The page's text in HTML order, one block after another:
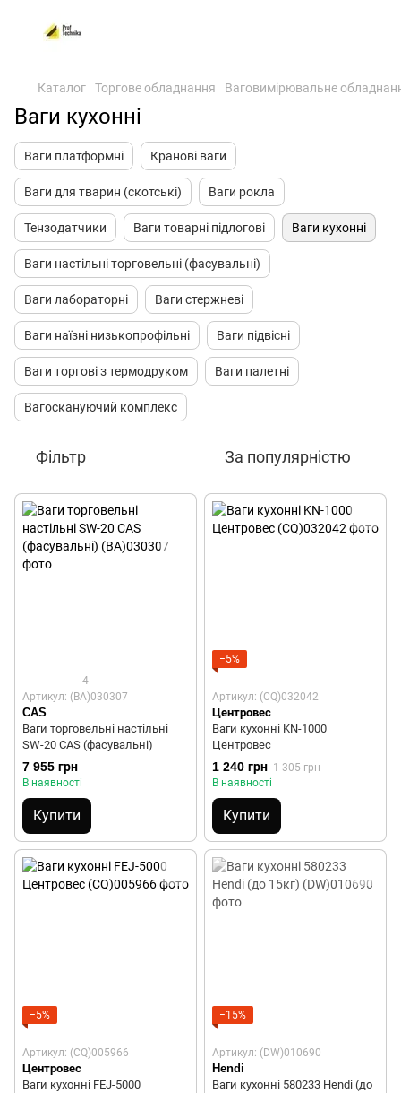
Каталог Торгове обладнання Ваговимірювальне
Ваги кухонні
Ваги платформні Кранові ваги
Ваги для тварин (скотські) Ваги рокла
Тензодатчики Ваги товарні підлогові Ваги кухонні
Ваги настільні торговельні (фасувальні)
Ваги лабораторні Ваги стержневі
Ваги наїзні низькопрофільні Ваги підвісні
Ваги торгові з термодруком Ваги палетні
Вагоскануючий комплекс
Фільтр За популярністю
4
Артикул: (BA)030307
CAS
Ваги торговельні настільні
SW-20 CAS (фасувальні)
7 955 грн
В наявності
Купити
−5%
Артикул: (CQ)032042
Центровес
Ваги кухонні KN-1000
Центровес
1 240 грн 1 305 грн
В наявності
Купити
−5%
Артикул: (CQ)005966
Центровес
Ваги кухонні FEJ-5000
−15%
Артикул: (DW)010690
Hendi
Ваги кухонні 580233 Hendi (до